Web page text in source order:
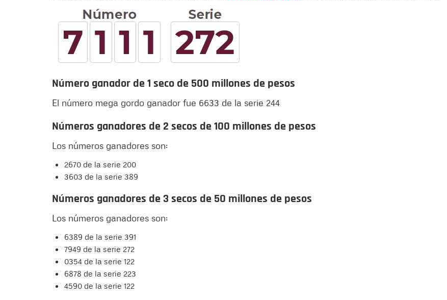
Número ganador de 1 seco de 500 millones de pesos
El número mega gordo ganador fue 6633 de la serie 244
Números ganadores de 2 secos de 100 millones de pesos
Los números ganadores son:
2670 de la serie 200
3603 de la serie 389
Números ganadores de 3 secos de 50 millones de pesos
Los números ganadores son:
6389 de la serie 391
7949 de la serie 272
0354 de la serie 122
6878 de la serie 223
4590 de la serie 122